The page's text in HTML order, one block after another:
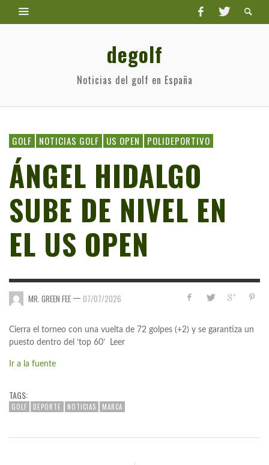
degolf
Noticias del golf en España
GOLF NOTICIAS GOLF US OPEN POLIDEPORTIVO
ÁNGEL HIDALGO
SUBE DE NIVEL EN
EL US OPEN
MR. GREEN FEE — 07/07/2026
Cierra el torneo con una vuelta de 72 golpes (+2) y se garantiza un
puesto dentro del ‘top 60’ Leer
Ir a la fuente
TAGS:
GOLF DEPORTE NOTICIAS MARCA